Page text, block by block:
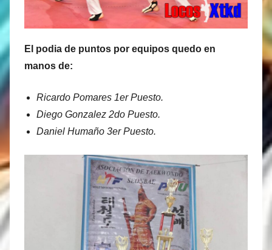
El podia de puntos por equipos quedo en
manos de:
Ricardo Pomares 1er Puesto.
Diego Gonzalez 2do Puesto.
Daniel Humaño 3er Puesto.